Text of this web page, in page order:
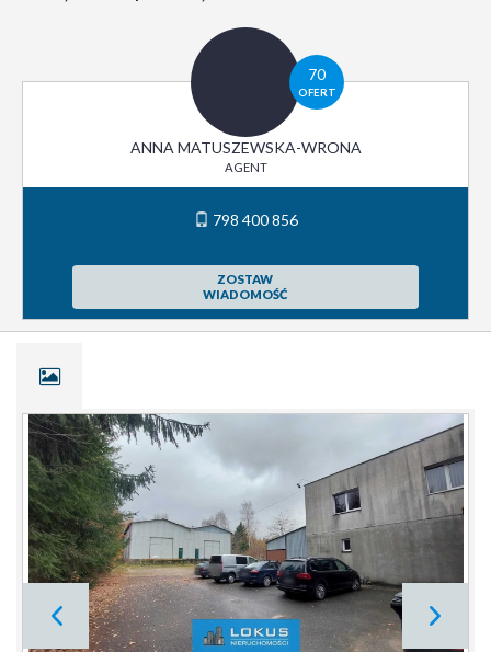
70
OFERT
ANNA MATUSZEWSKA-WRONA
AGENT
798 400 856
ZOSTAW
WIADOMOŚĆ